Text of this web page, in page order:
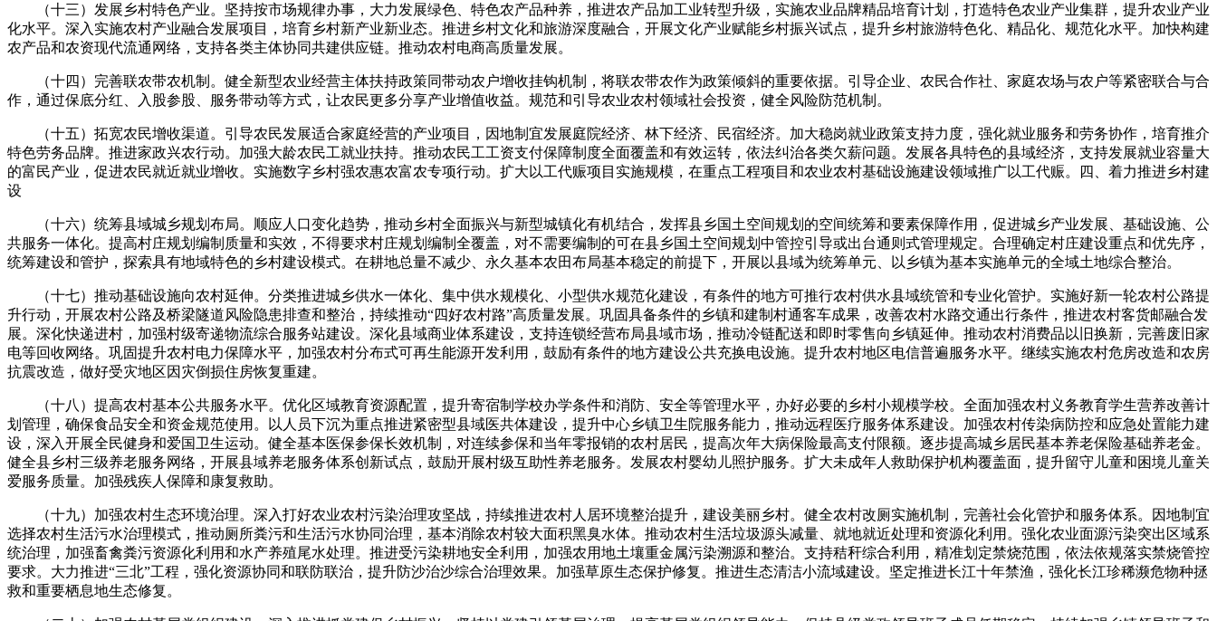
（十三）发展乡村特色产业。坚持按市场规律办事，大力发展绿色、特色农产品种养，推进农产品加工业转型升级，实施农业品牌精品培育计划，打造特色农业产业集群，提升农业产业
化水平。深入实施农村产业融合发展项目，培育乡村新产业新业态。推进乡村文化和旅游深度融合，开展文化产业赋能乡村振兴试点，提升乡村旅游特色化、精品化、规范化水平。加快构建
农产品和农资现代流通网络，支持各类主体协同共建供应链。推动农村电商高质量发展。
（十四）完善联农带农机制。健全新型农业经营主体扶持政策同带动农户增收挂钩机制，将联农带农作为政策倾斜的重要依据。引导企业、农民合作社、家庭农场与农户等紧密联合与合
作，通过保底分红、入股参股、服务带动等方式，让农民更多分享产业增值收益。规范和引导农业农村领域社会投资，健全风险防范机制。
（十五）拓宽农民增收渠道。引导农民发展适合家庭经营的产业项目，因地制宜发展庭院经济、林下经济、民宿经济。加大稳岗就业政策支持力度，强化就业服务和劳务协作，培育推介
特色劳务品牌。推进家政兴农行动。加强大龄农民工就业扶持。推动农民工工资支付保障制度全面覆盖和有效运转，依法纠治各类欠薪问题。发展各具特色的县域经济，支持发展就业容量大
的富民产业，促进农民就近就业增收。实施数字乡村强农惠农富农专项行动。扩大以工代赈项目实施规模，在重点工程项目和农业农村基础设施建设领域推广以工代赈。四、着力推进乡村建
设
（十六）统筹县域城乡规划布局。顺应人口变化趋势，推动乡村全面振兴与新型城镇化有机结合，发挥县乡国土空间规划的空间统筹和要素保障作用，促进城乡产业发展、基础设施、公
共服务一体化。提高村庄规划编制质量和实效，不得要求村庄规划编制全覆盖，对不需要编制的可在县乡国土空间规划中管控引导或出台通则式管理规定。合理确定村庄建设重点和优先序，
统筹建设和管护，探索具有地域特色的乡村建设模式。在耕地总量不减少、永久基本农田布局基本稳定的前提下，开展以县域为统筹单元、以乡镇为基本实施单元的全域土地综合整治。
（十七）推动基础设施向农村延伸。分类推进城乡供水一体化、集中供水规模化、小型供水规范化建设，有条件的地方可推行农村供水县域统管和专业化管护。实施好新一轮农村公路提
升行动，开展农村公路及桥梁隧道风险隐患排查和整治，持续推动“四好农村路”高质量发展。巩固具备条件的乡镇和建制村通客车成果，改善农村水路交通出行条件，推进农村客货邮融合发
展。深化快递进村，加强村级寄递物流综合服务站建设。深化县域商业体系建设，支持连锁经营布局县域市场，推动冷链配送和即时零售向乡镇延伸。推动农村消费品以旧换新，完善废旧家
电等回收网络。巩固提升农村电力保障水平，加强农村分布式可再生能源开发利用，鼓励有条件的地方建设公共充换电设施。提升农村地区电信普遍服务水平。继续实施农村危房改造和农房
抗震改造，做好受灾地区因灾倒损住房恢复重建。
（十八）提高农村基本公共服务水平。优化区域教育资源配置，提升寄宿制学校办学条件和消防、安全等管理水平，办好必要的乡村小规模学校。全面加强农村义务教育学生营养改善计
划管理，确保食品安全和资金规范使用。以人员下沉为重点推进紧密型县域医共体建设，提升中心乡镇卫生院服务能力，推动远程医疗服务体系建设。加强农村传染病防控和应急处置能力建
设，深入开展全民健身和爱国卫生运动。健全基本医保参保长效机制，对连续参保和当年零报销的农村居民，提高次年大病保险最高支付限额。逐步提高城乡居民基本养老保险基础养老金。
健全县乡村三级养老服务网络，开展县域养老服务体系创新试点，鼓励开展村级互助性养老服务。发展农村婴幼儿照护服务。扩大未成年人救助保护机构覆盖面，提升留守儿童和困境儿童关
爱服务质量。加强残疾人保障和康复救助。
（十九）加强农村生态环境治理。深入打好农业农村污染治理攻坚战，持续推进农村人居环境整治提升，建设美丽乡村。健全农村改厕实施机制，完善社会化管护和服务体系。因地制宜
选择农村生活污水治理模式，推动厕所粪污和生活污水协同治理，基本消除农村较大面积黑臭水体。推动农村生活垃圾源头减量、就地就近处理和资源化利用。强化农业面源污染突出区域系
统治理，加强畜禽粪污资源化利用和水产养殖尾水处理。推进受污染耕地安全利用，加强农用地土壤重金属污染溯源和整治。支持秸秆综合利用，精准划定禁烧范围，依法依规落实禁烧管控
要求。大力推进“三北”工程，强化资源协同和联防联治，提升防沙治沙综合治理效果。加强草原生态保护修复。推进生态清洁小流域建设。坚定推进长江十年禁渔，强化长江珍稀濒危物种拯
救和重要栖息地生态修复。